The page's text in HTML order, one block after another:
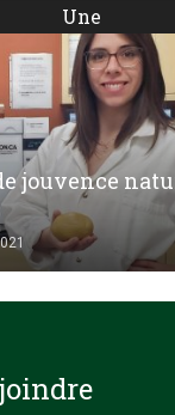
Une
jouvence